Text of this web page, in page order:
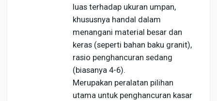
luas terhadap ukuran umpan,
khususnya handal dalam
menangani material besar dan
keras (seperti bahan baku granit),
rasio penghancuran sedang
(biasanya 4-6).
Merupakan peralatan pilihan
utama untuk penghancuran kasar